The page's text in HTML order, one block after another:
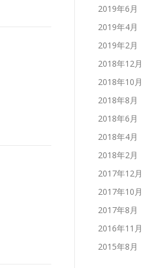
2019年6月
2019年4月
2019年2月
2018年12月
2018年10月
2018年8月
2018年6月
2018年4月
2018年2月
2017年12月
2017年10月
2017年8月
2016年11月
2015年8月